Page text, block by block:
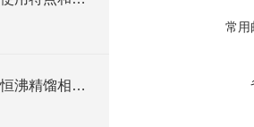
萃取精馏精馏装置与恒沸精馏相比具有什么优势？
常用